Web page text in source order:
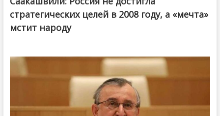
стратегических целей в 2008 году, а «мечта»
мстит народу